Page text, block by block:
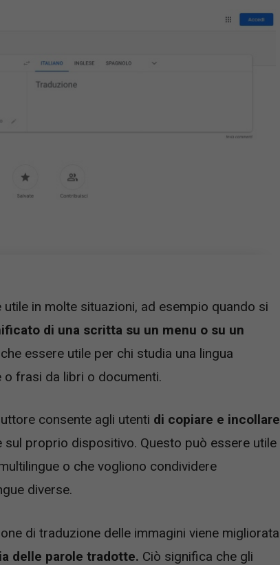
in molte situazioni, ad esempio quando si
di una scritta su un menu o su un
essere utile per chi studia una lingua
frasi da libri o documenti.
consente agli utenti di copiare e incollare
sul proprio dispositivo. Questo può essere utile
o che vogliono condividere
diverse.
di traduzione delle immagini viene migliorata
delle parole tradotte. Ciò significa che gli